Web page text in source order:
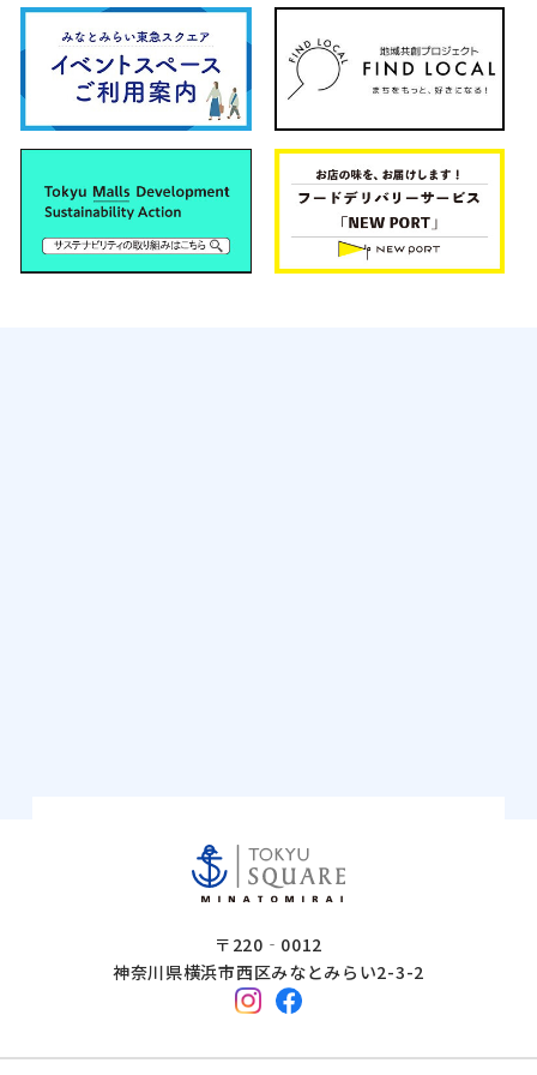
〒220‐0012
神奈川県横浜市西区みなとみらい2-3-2